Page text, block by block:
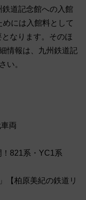
道記念館への入館
には入館料として
なります。そのほ
情報は、九州鉄道記
い。
両
！821系・YC1系
【柏原美紀の鉄道リ